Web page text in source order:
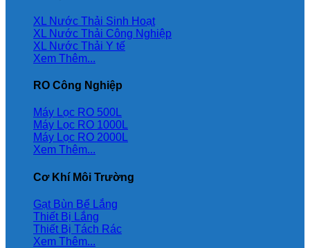
XL Nước Thải Sinh Hoạt
XL Nước Thải Công Nghiệp
XL Nước Thải Y tế
Xem Thêm...
RO Công Nghiệp
Máy Lọc RO 500L
Máy Lọc RO 1000L
Máy Lọc RO 2000L
Xem Thêm...
Cơ Khí Môi Trường
Gạt Bùn Bể Lắng
Thiết Bị Lắng
Thiết Bị Tách Rác
Xem Thêm...